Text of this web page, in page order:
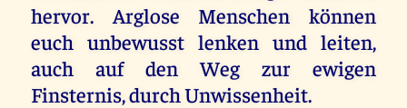
hervor. Arglose Menschen können
euch unbewusst lenken und leiten,
auch auf den Weg zur ewigen
Finsternis, durch Unwissenheit.